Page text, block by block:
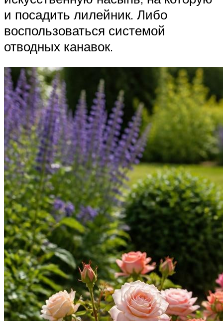
и посадить лилейник. Либо
воспользоваться системой
отводных канавок.